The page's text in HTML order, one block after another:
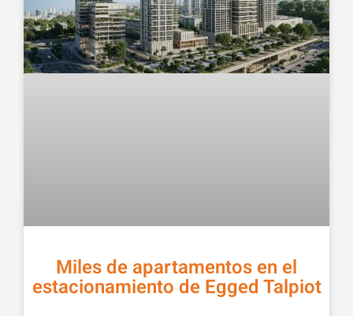
Miles de apartamentos en el
estacionamiento de Egged Talpiot